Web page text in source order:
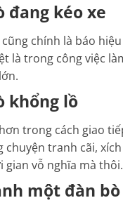
đang kéo xe
chính là báo
là trong công việc
khổng lồ
trong cách giao
chuyện tranh cãi,
vỗ nghĩa mà thôi.
một đàn bò